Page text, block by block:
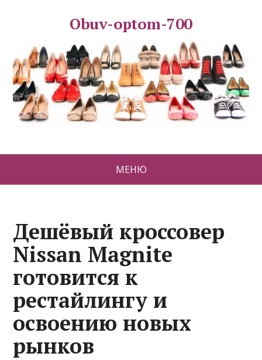
Obuv-optom-700
МЕНЮ
Дешёвый кроссовер
Nissan Magnite
готовится к
рестайлингу и
освоению новых
рынков